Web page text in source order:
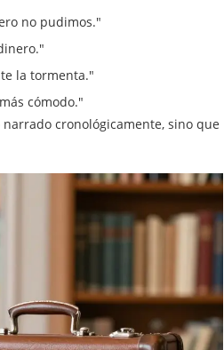
no pudimos."
la tormenta."
cómodo."
cronológicamente, sino que